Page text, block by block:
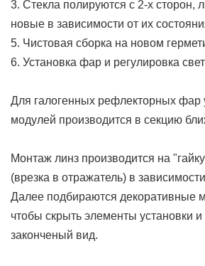
3. Стекла полируются с 2-х сторон,
новые в зависимости от их
5. Чистовая сборка на новом
6. Установка фар и регулировка
Для галогенных рефлекторных фар
модулей производится в секцию
Монтаж линз производится на
(врезка в отражатель) в
Далее подбираются декоративные
чтобы скрыть элементы установки
законченый вид.